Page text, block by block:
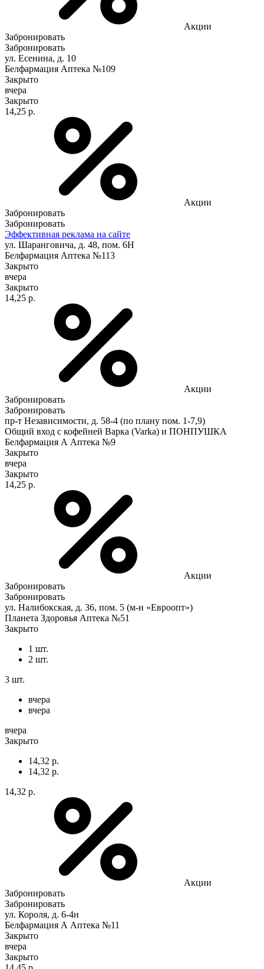
Акции
Забронировать
Забронировать
ул. Есенина, д. 10
Белфармация Аптека №109
Закрыто
вчера
Закрыто
14,25 р.
Акции
Забронировать
Забронировать
Эффективная реклама на сайте
ул. Шаранговича, д. 48, пом. 6Н
Белфармация Аптека №113
Закрыто
вчера
Закрыто
14,25 р.
Акции
Забронировать
Забронировать
пр-т Независимости, д. 58-4 (по плану пом. 1-7,9)
Общий вход с кофейней Варка (Varka) и ПОНПУШКА
Белфармация А Аптека №9
Закрыто
вчера
Закрыто
14,25 р.
Акции
Забронировать
Забронировать
ул. Налибокская, д. 36, пом. 5 (м-н «Евроопт»)
Планета Здоровья Аптека №51
Закрыто
1 шт.
2 шт.
3 шт.
вчера
вчера
вчера
Закрыто
14,32 р.
14,32 р.
14,32 р.
Акции
Забронировать
Забронировать
ул. Короля, д. 6-4н
Белфармация А Аптека №11
Закрыто
вчера
Закрыто